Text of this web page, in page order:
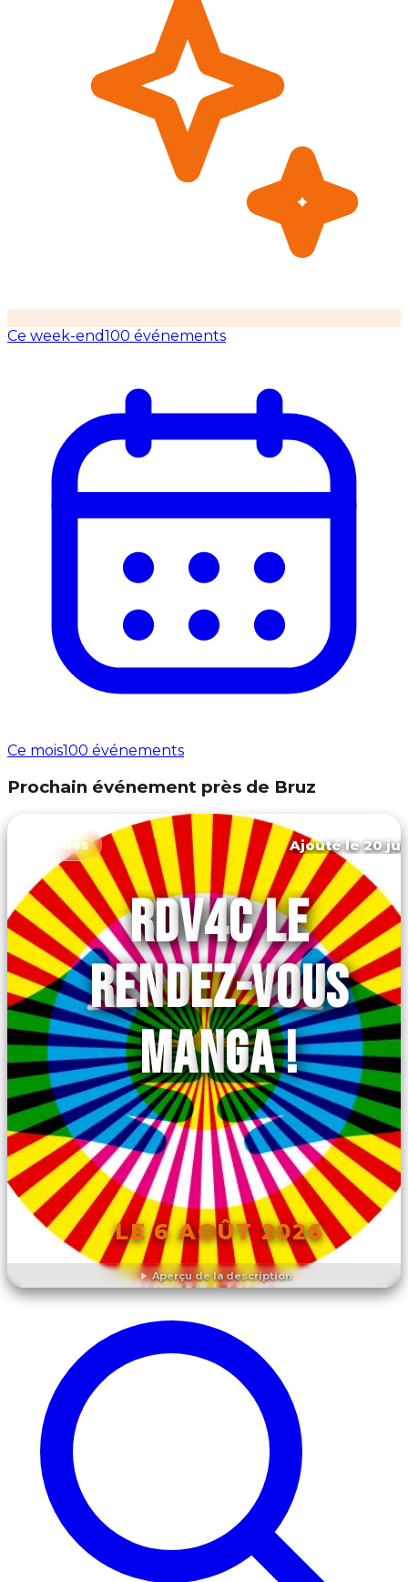
Ce week-end100 événements
Ce mois100 événements
Prochain événement près de Bruz
Aperçu de la description
Rennes Ajouté le 20
RDV4C LE
RENDEZ-VOUS
MANGA !
LE 6 AOÛT 2026
DÉCOUVRIR L'ÉVÉNEMENT